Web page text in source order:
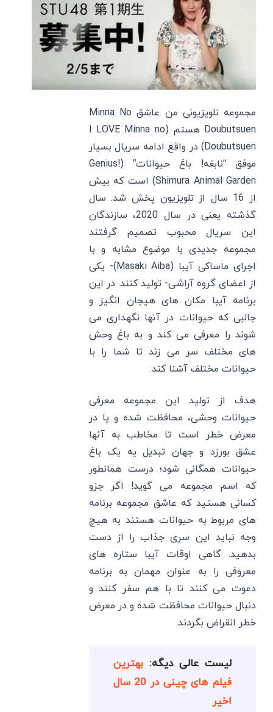
مجموعه تلویزیونی من عاشق Minna No
Doubutsuen هستم (I LOVE Minna no
Doubutsuen) در واقع ادامه سریال بسیار
موفق “نابغه! باغ حیوانات” (Genius!
Shimura Animal Garden) است که بیش
از 16 سال از تلویزیون پخش شد. سال
گذشته یعنی در سال 2020، سازندگان
این سریال محبوب تصمیم گرفتند
مجموعه جدیدی با موضوع مشابه و با
اجرای ماساکی آیبا (Masaki Aiba)- یکی
از اعضای گروه آراشی- تولید کنند. در این
برنامه آیبا مکان های هیجان انگیز و
جالبی که حیوانات در آنها نگهداری می
شوند را معرفی می کند و به باغ وحش
های مختلف سر می زند تا شما را با
حیوانات مختلف آشنا کند.
هدف از تولید این مجموعه معرفی
حیوانات وحشی، محافظت شده و یا در
معرض خطر است تا مخاطب به آنها
عشق بورزد و جهان تبدیل یه یک باغ
حیوانات همگانی شود؛ درست همانطور
که اسم مجموعه می گوید! اگر جزو
کسانی هستید که عاشق مجموعه برنامه
های مربوط به حیوانات هستند به هیچ
وجه نباید این سری جذاب را از دست
بدهید. گاهی اوقات آیبا ستاره های
معروفی را به عنوان مهمان به برنامه
دعوت می کنند تا با هم سفر کنند و
دنبال حیوانات محافظت شده و در معرض
خطر انقراض بگردند.
لیست عالی دیگه:بهترین
فیلم های چینی در 20 سال
اخیر